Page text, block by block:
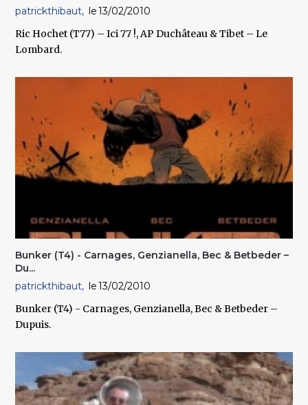
patrickthibaut
13/02/2010
Ric Hochet (T77) – Ici 77 !, AP Duchâteau & Tibet – Le
Lombard.
Bunker (T4) - Carnages, Genzianella, Bec & Betbeder –
Du...
patrickthibaut
13/02/2010
Bunker (T4) - Carnages, Genzianella, Bec & Betbeder –
Dupuis.